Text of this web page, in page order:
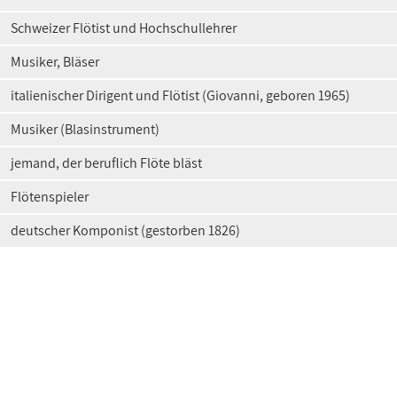
Schweizer Flötist und Hochschullehrer
Musiker, Bläser
italienischer Dirigent und Flötist (Giovanni, geboren 1965)
Musiker (Blasinstrument)
jemand, der beruflich Flöte bläst
Flötenspieler
deutscher Komponist (gestorben 1826)